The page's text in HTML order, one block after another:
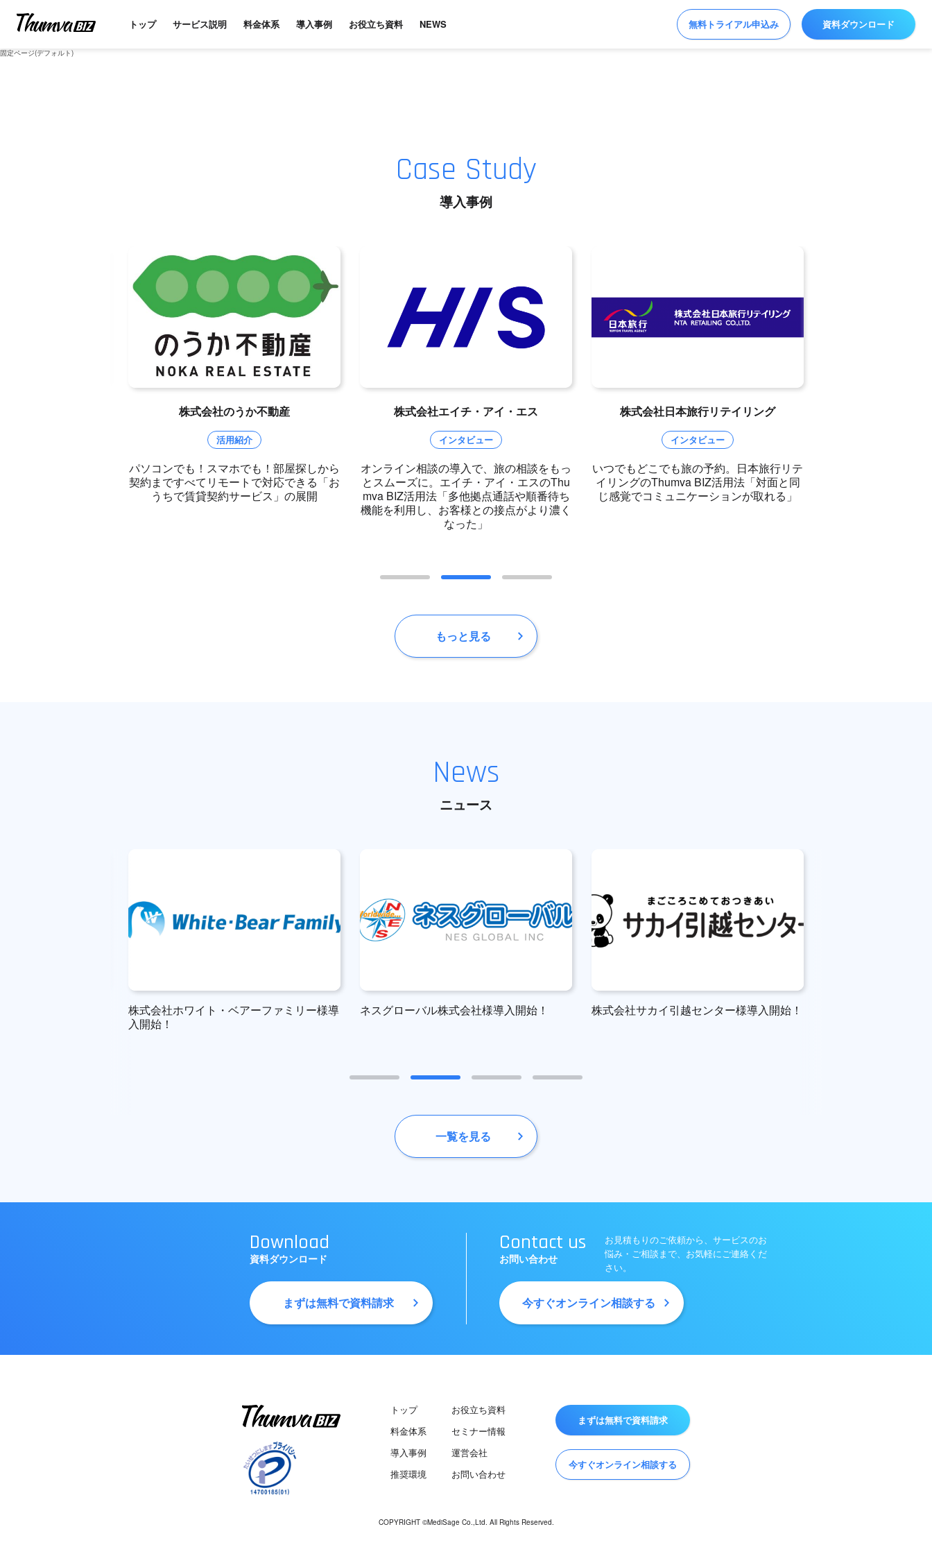
トップ サービス説明 料金体系 導入事例 お役立ち資料 NEWS 無料トライアル申込み 資料ダウンロード
固定ページ(デフォルト)
Case Study
導入事例
株式会社のうか不動産
活用紹介
パソコンでも！スマホでも！部屋探しから
契約まですべてリモートで対応できる「お
うちで賃貸契約サービス」の展開
株式会社エイチ・アイ・エス
インタビュー
オンライン相談の導入で、旅の相談をもっ
とスムーズに。エイチ・アイ・エスのThu
mva BIZ活用法「多他拠点通話や順番待ち
機能を利用し、お客様との接点がより濃く
なった」
株式会社日本旅行リテイリング
インタビュー
いつでもどこでも旅の予約。日本旅行リテ
イリングのThumva BIZ活用法「対面と同
じ感覚でコミュニケーションが取れる」
もっと見る
News
ニュース
株式会社ホワイト・ベアーファミリー様導
入開始！
ネスグローバル株式会社様導入開始！ 株式会社サカイ引越センター様導入開始！
一覧を見る
Download
資料ダウンロード
まずは無料で資料請求
Contact us
お問い合わせ
今すぐオンライン相談する
お見積もりのご依頼から、サービスのお
悩み・ご相談まで、お気軽にご連絡くだ
さい。
トップ
料金体系
導入事例
推奨環境
お役立ち資料
セミナー情報
運営会社
お問い合わせ
まずは無料で資料請求
今すぐオンライン相談する
COPYRIGHT ©MediSage Co.,Ltd. All Rights Reserved.